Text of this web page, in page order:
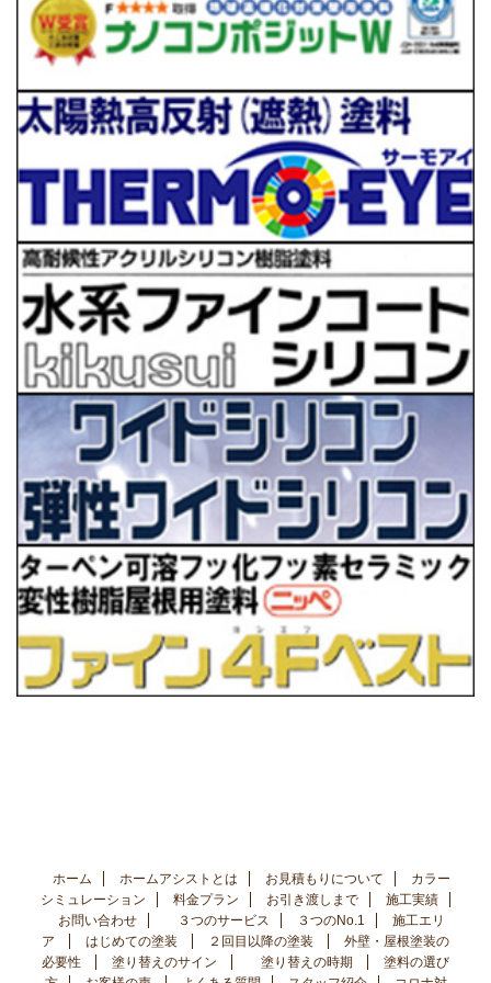
ホーム ホームアシストとは お見積もりについて
カラー
シミュレーション
料金プラン お引き渡しまで
施工実績
お問い合わせ
３つのサービス ３つのNo.1
施工エリ
ア
はじめての塗装 ２回目以降の塗装
外壁・屋根塗装の
必要性
塗り替えのサイン 塗り替えの時期
塗料の選び